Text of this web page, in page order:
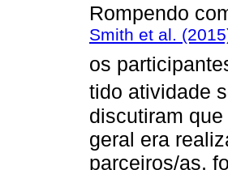
Rompendo
Smith et al.
os
tido atividade
discutiram
geral era
parceiros/as,